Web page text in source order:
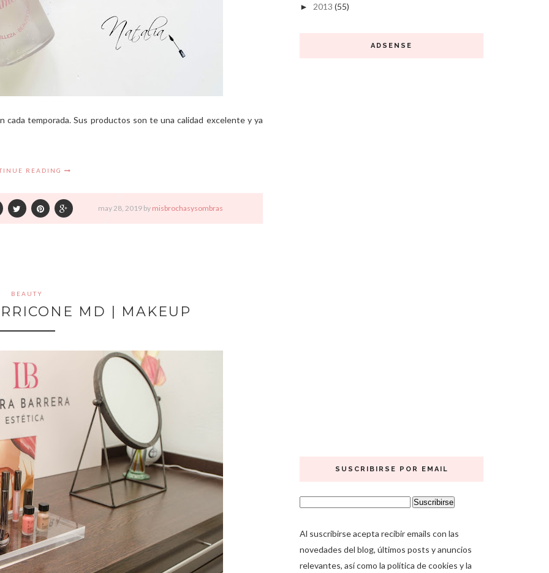
cada temporada. Sus productos son te una calidad excelente y ya
READING
may28, 2019 by misbrochasysombras
BEAUTY
MD | MAKEUP
► 2013 (55)
ADSENSE
SUSCRIBIRSE POR EMAIL
Al suscribirse acepta recibir emails con las
novedades del blog, últimos posts y anuncios
relevantes, así como la política de cookies y la